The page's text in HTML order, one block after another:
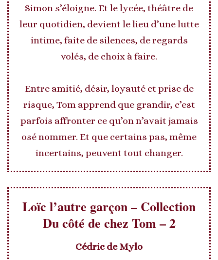
Simon s’éloigne. Et le lycée, théâtre de
leur quotidien, devient le lieu d’une lutte
intime, faite de silences, de regards
volés, de choix à faire.
Entre amitié, désir, loyauté et prise de
risque, Tom apprend que grandir, c’est
parfois affronter ce qu’on n’avait jamais
osé nommer. Et que certains pas, même
incertains, peuvent tout changer.
Loïc l’autre garçon – Collection
Du côté de chez Tom – 2
Cédric de Mylo